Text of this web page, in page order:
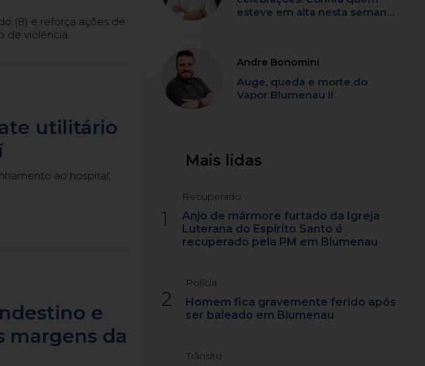
(8) e reforça ações de
de violência.
utilitário
ao hospital;
e
margens da
esteve em alta nesta semana
Andre Bonomini
Auge, queda e morte do
Vapor Blumenau II
Mais lidas
1
Recuperado
Anjo de mármore furtado da Igreja
Luterana do Espírito Santo é
recuperado pela PM em Blumenau
2
Polícia
Homem fica gravemente ferido após
ser baleado em Blumenau
Trânsito